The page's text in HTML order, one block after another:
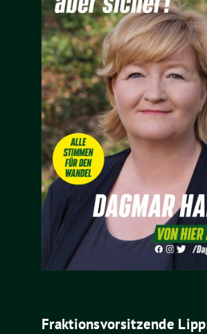
Fraktionsvorsitzende